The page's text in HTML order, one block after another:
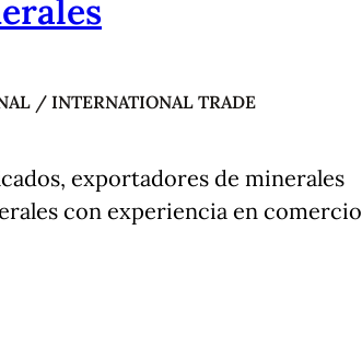
/ INTERNATIONAL TRADE
exportadores de minerales
con experiencia en comercio